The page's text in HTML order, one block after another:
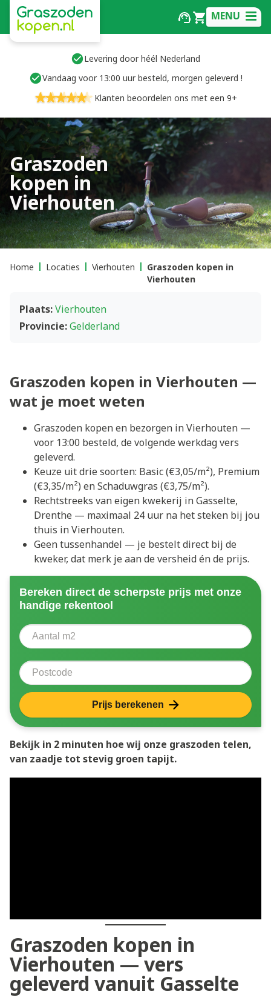
MENU
Levering door héél Nederland
Vandaag voor 13:00 uur besteld, morgen geleverd !
Klanten beoordelen ons met een 9+
Graszoden
kopen in
Vierhouten
Home Locaties Vierhouten
Graszoden kopen in
Vierhouten
Plaats:Vierhouten
Provincie:Gelderland
Graszoden kopen in Vierhouten —
wat je moet weten
Graszoden kopen en bezorgen in Vierhouten —
voor 13:00 besteld, de volgende werkdag vers
geleverd.
Keuze uit drie soorten: Basic (€3,05/m²), Premium
(€3,35/m²) en Schaduwgras (€3,75/m²).
Rechtstreeks van eigen kwekerij in Gasselte,
Drenthe — maximaal 24 uur na het steken bij jou
thuis in Vierhouten.
Geen tussenhandel — je bestelt direct bij de
kweker, dat merk je aan de versheid én de prijs.
Bereken direct de scherpste prijs met onze
handige rekentool
Aantal vierkante meter
Postcode
Prijs berekenen
Bekijk in 2 minuten hoe wij onze graszoden telen,
van zaadje tot stevig groen tapijt.
Graszoden kopen in
Vierhouten — vers
geleverd vanuit Gasselte